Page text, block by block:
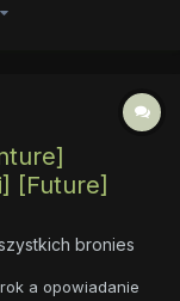
napiszę s...
[Future]
bronies
a opowiadanie